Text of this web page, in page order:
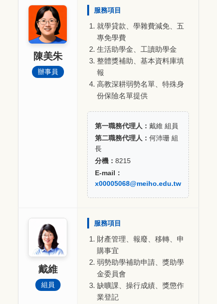
陳美朱
辦事員
服務項目
就學貸款、學雜費減免、五
專免學費
生活助學金、工讀助學金
整體獎補助、基本資料庫填
報
高教深耕弱勢名單、特殊身
份保險名單提供
第一職務代理人： 戴維 組員
第二職務代理人： 何沛珊 組
長
分機： 8215
E-mail：
x00005068@meiho.edu.tw
戴維
組員
服務項目
財產管理、報廢、移轉、申
購事宜
弱勢助學補助申請、獎助學
金委員會
缺曠課、操行成績、獎懲作
業登記